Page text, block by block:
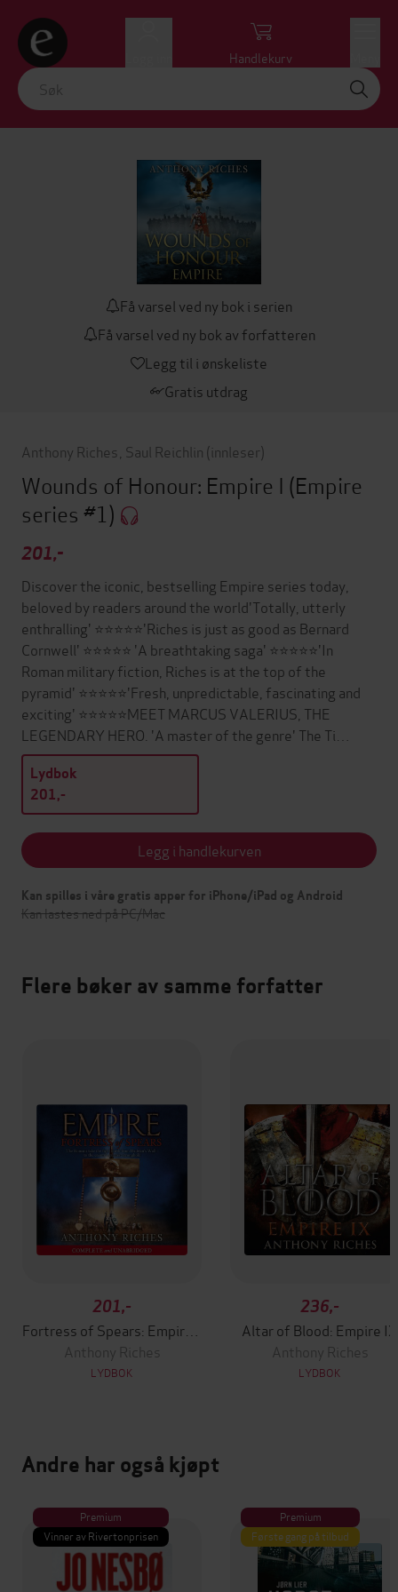
Handlekurv
Få varsel ved ny bok i serien
Få varsel ved ny bok av forfatteren
Legg til i ønskeliste
Gratis utdrag
Anthony Riches Saul Reichlin (innleser)
Wounds of Honour: Empire I (Empire
series #1)
201,-
Discover the iconic, bestselling Empire series today,
beloved by readers around the world'Totally, utterly
enthralling' ⭐⭐⭐⭐⭐'Riches is just as good as Bernard
Cornwell' ⭐⭐⭐⭐⭐ 'A breathtaking saga' ⭐⭐⭐⭐⭐'In
Roman military fiction, Riches is at the top of the
pyramid' ⭐⭐⭐⭐⭐'Fresh, unpredictable, fascinating and
exciting' ⭐⭐⭐⭐⭐MEET MARCUS VALERIUS, THE
LEGENDARY HERO. 'A master of the genre' The Ti…
Lydbok
201,-
Legg i handlekurven
Kan spilles i våre gratis apper for iPhone/iPad og Android
Kan lastes ned på PC/Mac
Flere bøker av samme forfatter
201,-
Anthony Riches
LYDBOK
236,-
Altar of Blood: Empire IX
Anthony Riches
LYDBOK
Andre har også kjøpt
Premium
Vinner av Rivertonprisen
Premium
Første gang på tilbud